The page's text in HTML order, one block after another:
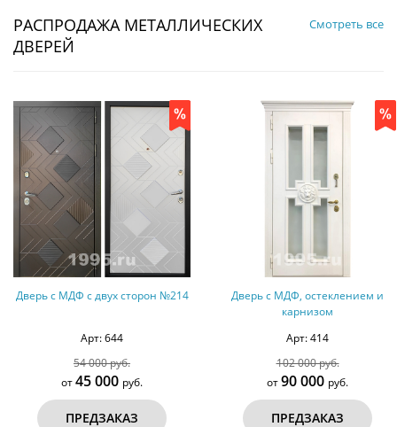
РАСПРОДАЖА МЕТАЛЛИЧЕСКИХ
ДВЕРЕЙ
Смотреть все
Дверь с МДФ с двух сторон №214
Арт: 644
54 000 руб.
45 000руб.
ПРЕДЗАКАЗ
Дверь с МДФ, остеклением и
карнизом
Арт: 414
102 000 руб.
90 000руб.
ПРЕДЗАКАЗ